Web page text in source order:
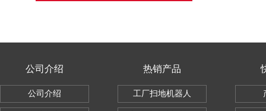
公司介绍
公司介绍
热销产品
工厂扫地机器人